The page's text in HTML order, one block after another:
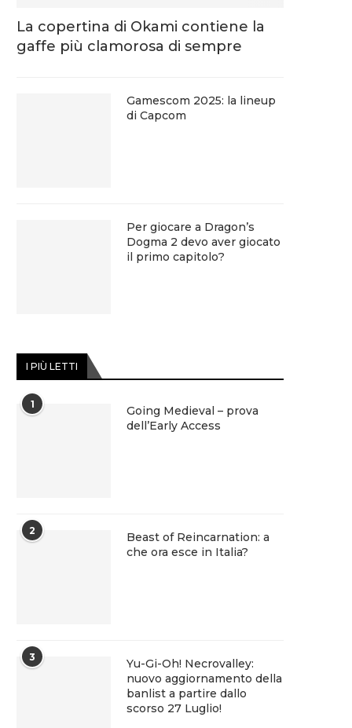
La copertina di Okami contiene la
gaffe più clamorosa di sempre
Gamescom 2025: la lineup
di Capcom
Per giocare a Dragon’s
Dogma 2 devo aver giocato
il primo capitolo?
I PIÙ LETTI
1
Going Medieval – prova
dell’Early Access
2
Beast of Reincarnation: a
che ora esce in Italia?
3
Yu-Gi-Oh! Necrovalley:
nuovo aggiornamento della
banlist a partire dallo
scorso 27 Luglio!